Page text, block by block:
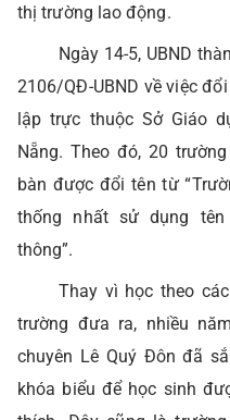
thị trường lao động.
Ngày 14-5, UBND
2106/QĐ-UBND về việc
lập trực thuộc Sở Giáo
Nẵng. Theo đó, 20
bàn được đổi tên từ
thống nhất sử dụng
thông”.
Thay vì học theo
trường đưa ra, nhiều
chuyên Lê Quý Đôn đã
khóa biểu để học sinh